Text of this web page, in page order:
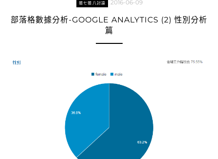
雜七雜八討論 2016-06-09
部落格數據分析-GOOGLE ANALYTICS (2) 性別分析
篇